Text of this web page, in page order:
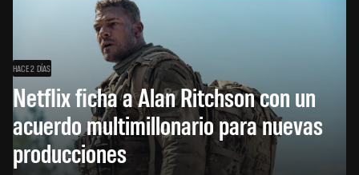
HACE 2 DÍAS
Netflix ficha a Alan Ritchson con un
acuerdo multimillonario para nuevas
producciones